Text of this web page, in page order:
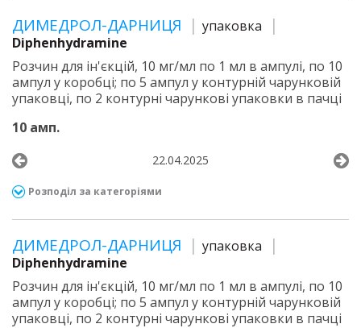
ДИМЕДРОЛ-ДАРНИЦЯ
упаковка
Diphenhydramine
Розчин для ін'єкцій, 10 мг/мл по 1 мл в ампулі, по 10
ампул у коробці; по 5 ампул у контурній чарунковій
упаковці, по 2 контурні чарункові упаковки в пачці
10 амп.
22.04.2025
Розподіл за категоріями
ДИМЕДРОЛ-ДАРНИЦЯ
упаковка
Diphenhydramine
Розчин для ін'єкцій, 10 мг/мл по 1 мл в ампулі, по 10
ампул у коробці; по 5 ампул у контурній чарунковій
упаковці, по 2 контурні чарункові упаковки в пачці